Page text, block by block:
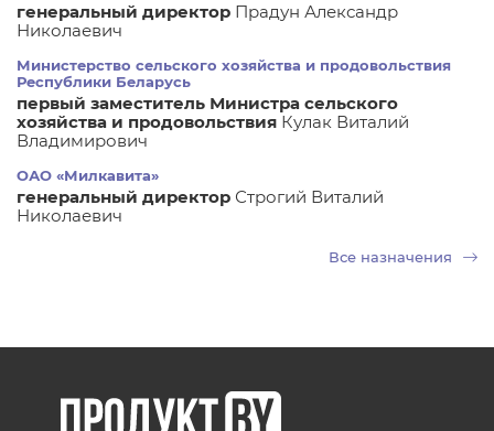
генеральный директор Прадун Александр
Николаевич
Министерство сельского хозяйства и продовольствия
Республики Беларусь
первый заместитель Министра сельского
хозяйства и продовольствия Кулак Виталий
Владимирович
ОАО «Милкавита»
генеральный директор Строгий Виталий
Николаевич
Все назначения